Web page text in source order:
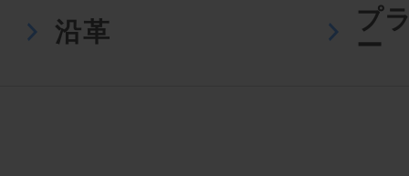
沿革
プ
ー